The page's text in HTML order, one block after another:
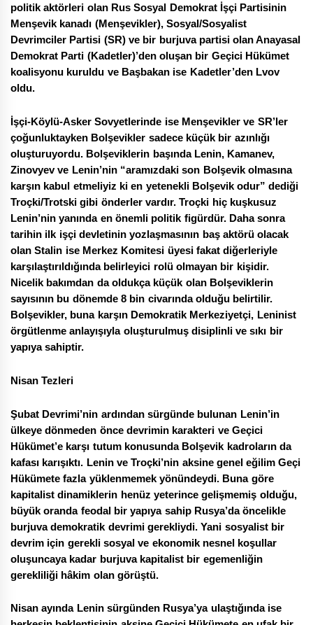
politik aktörleri olan Rus Sosyal Demokrat İşçi Partisinin
Menşevik kanadı (Menşevikler), Sosyal/Sosyalist
Devrimciler Partisi (SR) ve bir burjuva partisi olan Anayasal
Demokrat Parti (Kadetler)’den oluşan bir Geçici Hükümet
koalisyonu kuruldu ve Başbakan ise Kadetler’den Lvov
oldu.
İşçi-Köylü-Asker Sovyetlerinde ise Menşevikler ve SR’ler
çoğunluktayken Bolşevikler sadece küçük bir azınlığı
oluşturuyordu. Bolşeviklerin başında Lenin, Kamanev,
Zinovyev ve Lenin’nin “aramızdaki son Bolşevik olmasına
karşın kabul etmeliyiz ki en yetenekli Bolşevik odur” dediği
Troçki/Trotski gibi önderler vardır. Troçki hiç kuşkusuz
Lenin’nin yanında en önemli politik figürdür. Daha sonra
tarihin ilk işçi devletinin yozlaşmasının baş aktörü olacak
olan Stalin ise Merkez Komitesi üyesi fakat diğerleriyle
karşılaştırıldığında belirleyici rolü olmayan bir kişidir.
Nicelik bakımdan da oldukça küçük olan Bolşeviklerin
sayısının bu dönemde 8 bin civarında olduğu belirtilir.
Bolşevikler, buna karşın Demokratik Merkeziyetçi, Leninist
örgütlenme anlayışıyla oluşturulmuş disiplinli ve sıkı bir
yapıya sahiptir.
Nisan Tezleri
Şubat Devrimi’nin ardından sürgünde bulunan Lenin’in
ülkeye dönmeden önce devrimin karakteri ve Geçici
Hükümet’e karşı tutum konusunda Bolşevik kadroların da
kafası karışıktı. Lenin ve Troçki’nin aksine genel eğilim Geçi
Hükümete fazla yüklenmemek yönündeydi. Buna göre
kapitalist dinamiklerin henüz yeterince gelişmemiş olduğu,
büyük oranda feodal bir yapıya sahip Rusya’da öncelikle
burjuva demokratik devrimi gerekliydi. Yani sosyalist bir
devrim için gerekli sosyal ve ekonomik nesnel koşullar
oluşuncaya kadar burjuva kapitalist bir egemenliğin
gerekliliği hâkim olan görüştü.
Nisan ayında Lenin sürgünden Rusya’ya ulaştığında ise